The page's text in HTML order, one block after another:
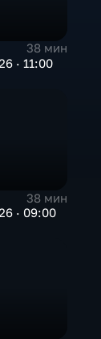
38 мин
· 11:00
38 мин
· 09:00